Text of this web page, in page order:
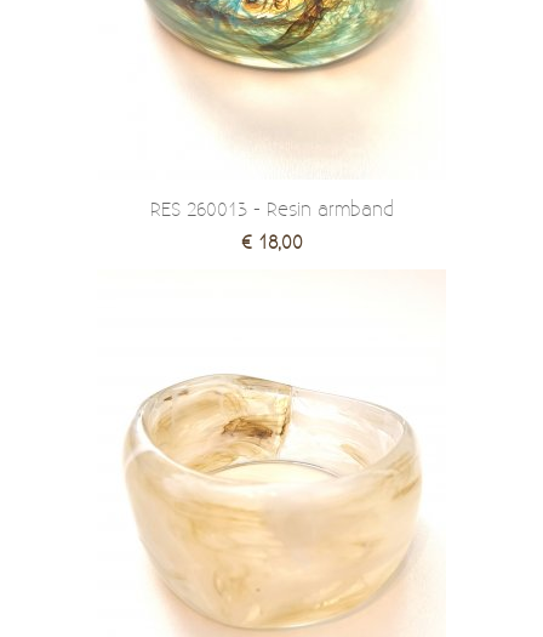
RES 260013 - Resin armband
€ 18,00